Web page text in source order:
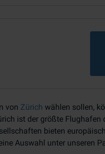
von Zürich wählen sollen,
ist der größte Flughafen
bieten
Auswahl unter unseren